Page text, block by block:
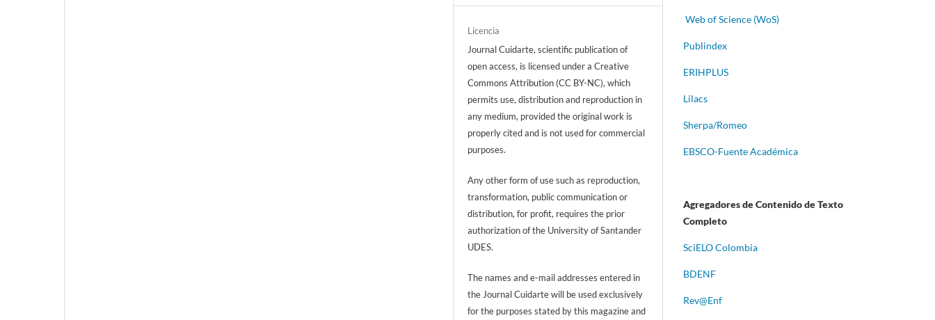
Licencia
Journal Cuidarte, scientific publication of
open access, is licensed under a Creative
Commons Attribution (CC BY-NC), which
permits use, distribution and reproduction in
any medium, provided the original work is
properly cited and is not used for commercial
purposes.
Any other form of use such as reproduction,
transformation, public communication or
distribution, for profit, requires the prior
authorization of the University of Santander
UDES.
The names and e-mail addresses entered in
the Journal Cuidarte will be used exclusively
for the purposes stated by this magazine and
Web of Science (WoS)
Publindex
ERIHPLUS
Lilacs
Sherpa/Romeo
EBSCO-Fuente Académica
Agregadores de Contenido de Texto
Completo
SciELO Colombia
BDENF
Rev@Enf